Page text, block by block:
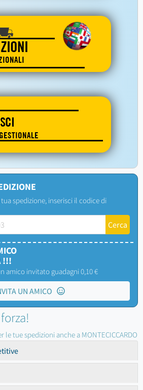
spedizione, inserisci il codice di
!!!
amico invitato guadagni 0,10 €
UN AMICO
le tue spedizioni anche a MONTECICCARDO